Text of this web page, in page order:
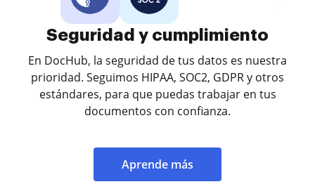
Seguridad y cumplimiento
En DocHub, la seguridad de tus datos es nuestra
prioridad. Seguimos HIPAA, SOC2, GDPR y otros
estándares, para que puedas trabajar en tus
documentos con confianza.
Aprende más